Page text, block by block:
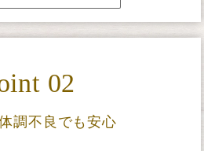
02
調不良でも安心